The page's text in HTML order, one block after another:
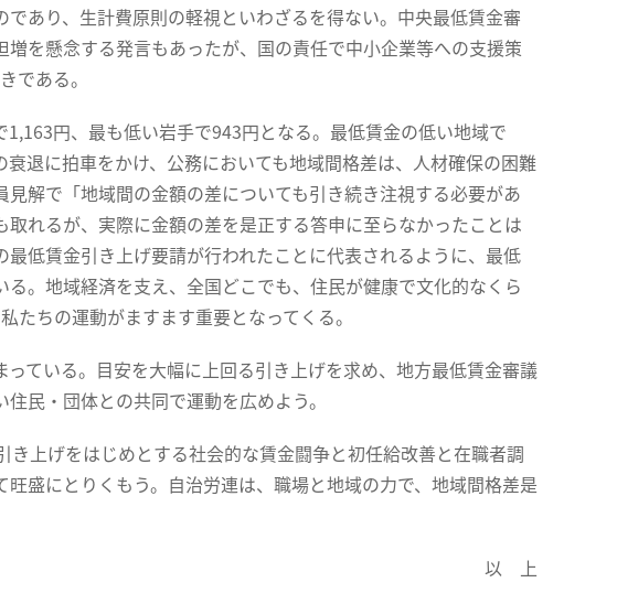
あり、生計費原則の軽視といわざるを得ない。中央最低賃金審
を懸念する発言もあったが、国の責任で中小企業等への支援策
である。
円、最も低い岩手で943円となる。最低賃金の低い地域で
退に拍車をかけ、公務においても地域間格差は、人材確保の困難
解で「地域間の金額の差についても引き続き注視する必要があ
れるが、実際に金額の差を是正する答申に至らなかったことは
低賃金引き上げ要請が行われたことに代表されるように、最低
。地域経済を支え、全国どこでも、住民が健康で文化的なくら
たちの運動がますます重要となってくる。
ている。目安を大幅に上回る引き上げを求め、地方最低賃金審議
民・団体との共同で運動を広めよう。
上げをはじめとする社会的な賃金闘争と初任給改善と在職者調
盛にとりくもう。自治労連は、職場と地域の力で、地域間格差是
以 上